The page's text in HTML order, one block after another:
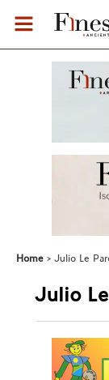
Home Julio Le
Julio